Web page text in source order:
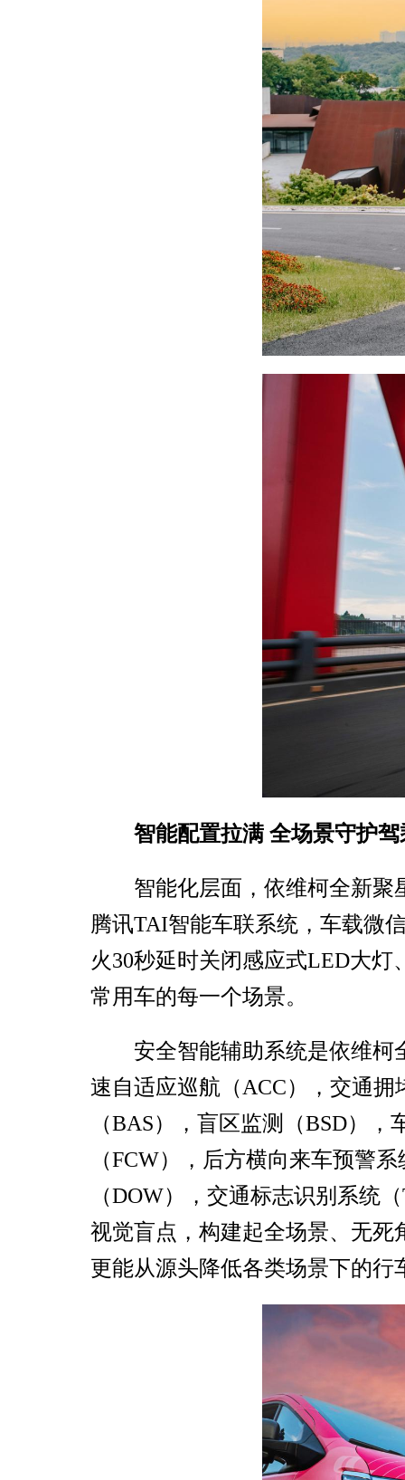
智能配置拉满 全场景守护
智能化层面，依维柯全新聚
腾讯TAI智能车联系统，车载微
火30秒延时关闭感应式LED大
常用车的每一个场景。
安全智能辅助系统是依维
速自适应巡航（ACC），交通
（BAS），盲区监测（BSD）
（FCW），后方横向来车预警
（DOW），交通标志识别系统
视觉盲点，构建起全场景、无
更能从源头降低各类场景下的行